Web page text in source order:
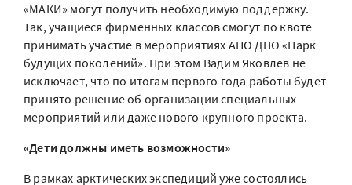
«МАКИ» могут получить необходимую поддержку.
Так, учащиеся фирменных классов смогут по квоте
принимать участие в мероприятиях АНО ДПО «Парк
будущих поколений». При этом Вадим Яковлев не
исключает, что по итогам первого года работы будет
принято решение об организации специальных
мероприятий или даже нового крупного проекта.
«Дети должны иметь возможности»
В рамках арктических экспедиций уже состоялись